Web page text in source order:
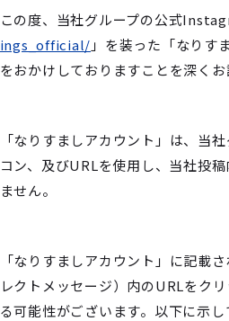
この度、当社グループの公式
ings_official/ 」を装った「なりす
をおかけしておりますことを深くお
「なりすましアカウント」は、当
コン、及びURLを使用し、当社投
ません。
「なりすましアカウント」に記載
レクトメッセージ）内のURLをク
る可能性がございます。以下に示